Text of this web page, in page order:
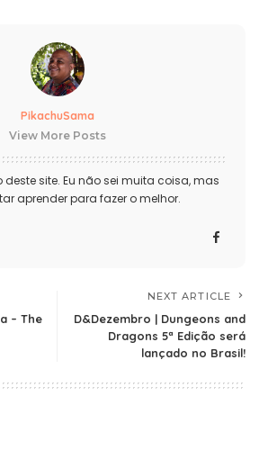
PikachuSama
View More Posts
deste site. Eu não sei muita coisa, mas
aprender para fazer o melhor.
– The
NEXT ARTICLE
D&Dezembro | Dungeons and
Dragons 5ª Edição será
lançado no Brasil!